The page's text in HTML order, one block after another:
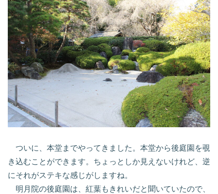
ついに、本堂までやってきました。本堂から後庭園を覗
き込むことができます。ちょっとしか見えないけれど、逆
にそれがステキな感じがしますね。
明月院の後庭園は、紅葉もきれいだと聞いていたので、